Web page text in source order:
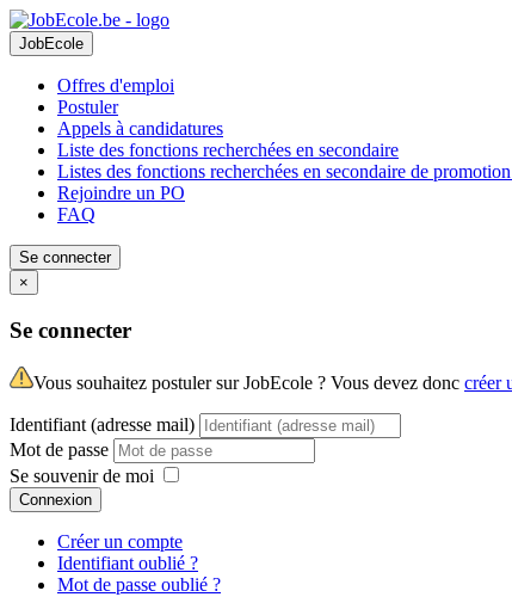
JobEcole
Offres d'emploi
Postuler
Appels à candidatures
Liste des fonctions recherchées en secondaire
Listes des fonctions recherchées en secondaire de
Rejoindre un PO
FAQ
Se connecter
×
Se connecter
Vous souhaitez postuler sur JobEcole ? Vous devez donc créer
Identifiant (adresse mail)
Mot de passe
Se souvenir de moi
Connexion
Créer un compte
Identifiant oublié ?
Mot de passe oublié ?